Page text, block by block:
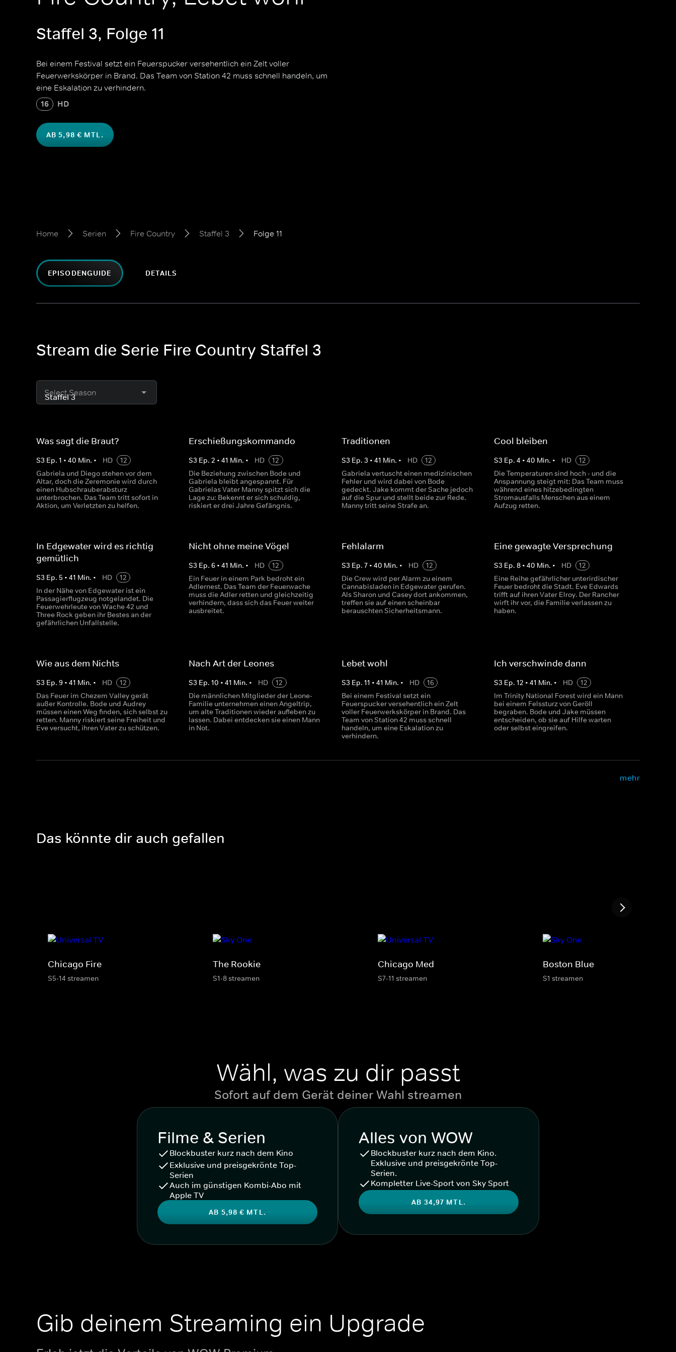
Staffel 3, Folge 11
Bei einem Festival setzt ein Feuerspucker versehentlich ein Zelt voller
Feuerwerkskörper in Brand. Das Team von Station 42 muss schnell handeln, um
eine Eskalation zu verhindern.
16 HD
AB 5,98 € MTL.
Home Serien Fire Country Staffel 3 Folge 11
EPISODENGUIDE DETAILS
Stream die Serie Fire Country Staffel 3
Select Season
Was sagt die Braut?
S3 Ep. 1 • 40 Min. • HD
12
Gabriela und Diego stehen vor dem
Altar, doch die Zeremonie wird durch
einen Hubschrauberabsturz
unterbrochen. Das Team tritt sofort in
Aktion, um Verletzten zu helfen.
Erschießungskommando
S3 Ep.2 •41 Min. • HD
12
Die Beziehung zwischen Bode und
Gabriela bleibt angespannt. Für
Gabrielas Vater Manny spitzt sich die
Lage zu: Bekennt er sich schuldig,
riskiert er drei Jahre Gefängnis.
Traditionen
S3 Ep. 3 • 41 Min. • HD
12
Gabriela vertuscht einen medizinischen
Fehler und wird dabei von Bode
gedeckt. Jake kommt der Sache jedoch
auf die Spur und stellt beide zur Rede.
Manny tritt seine Strafe an.
Cool bleiben
S3 Ep. 4 • 40 Min. • HD
12
Die Temperaturen sind hoch - und die
Anspannung steigt mit: Das Team muss
während eines hitzebedingten
Stromausfalls Menschen aus einem
Aufzug retten.
In Edgewater wird es richtig
gemütlich
S3 Ep. 5 • 41 Min. • HD
12
In der Nähe von Edgewater ist ein
Passagierflugzeug notgelandet. Die
Feuerwehrleute von Wache 42 und
Three Rock geben ihr Bestes an der
gefährlichen Unfallstelle.
Nicht ohne meine Vögel
S3 Ep.6 •41 Min. • HD
12
Ein Feuer in einem Park bedroht ein
Adlernest. Das Team der Feuerwache
muss die Adler retten und gleichzeitig
verhindern, dass sich das Feuer weiter
ausbreitet.
Fehlalarm
S3 Ep. 7• 40 Min. • HD
12
Die Crew wird per Alarm zu einem
Cannabisladen in Edgewater gerufen.
Als Sharon und Casey dort ankommen,
treffen sie auf einen scheinbar
berauschten Sicherheitsmann.
Eine gewagte Versprechung
S3 Ep. 8• 40 Min. • HD
12
Eine Reihe gefährlicher unterirdischer
Feuer bedroht die Stadt. Eve Edwards
trifft auf ihren Vater Elroy. Der Rancher
wirft ihr vor, die Familie verlassen zu
haben.
Wie aus dem Nichts
S3 Ep. 9 • 41 Min. • HD
12
Das Feuer im Chezem Valley gerät
außer Kontrolle. Bode und Audrey
müssen einen Weg finden, sich selbst zu
retten. Manny riskiert seine Freiheit und
Eve versucht, ihren Vater zu schützen.
Nach Art der Leones
S3 Ep.10 •41 Min. • HD
12
Die männlichen Mitglieder der Leone-
Familie unternehmen einen Angeltrip,
um alte Traditionen wieder aufleben zu
lassen. Dabei entdecken sie einen Mann
in Not.
Lebet wohl
S3 Ep. 11 • 41 Min. • HD
16
Bei einem Festival setzt ein
Feuerspucker versehentlich ein Zelt
voller Feuerwerkskörper in Brand. Das
Team von Station 42 muss schnell
handeln, um eine Eskalation zu
verhindern.
Ich verschwinde dann
S3 Ep. 12 • 41 Min. • HD
12
Im Trinity National Forest wird ein Mann
bei einem Felssturz von Geröll
begraben. Bode und Jake müssen
entscheiden, ob sie auf Hilfe warten
oder selbst eingreifen.
mehr
Das könnte dir auch gefallen
Chicago Fire
S5-14 streamen
The Rookie
S1-8 streamen
Chicago Med
S7-11 streamen
Boston Blue
S1 streamen
Wähl, was zu dir passt
Sofort auf dem Gerät deiner Wahl streamen
Filme & Serien
Blockbuster kurz nach dem Kino
Exklusive und preisgekrönte Top-
Serien
Auch im günstigen Kombi-Abo mit
Apple TV
AB 5,98 € MTL.
Alles von WOW
Blockbuster kurz nach dem Kino.
Exklusive und preisgekrönte Top-
Serien.
Kompletter Live-Sport von Sky Sport
AB 34,97 MTL.
Gib deinem Streaming ein Upgrade